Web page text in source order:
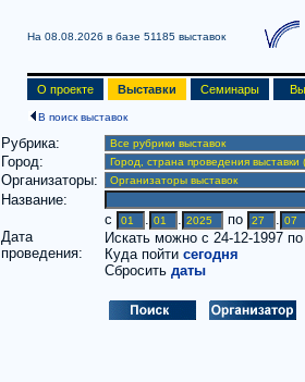
На 08.08.2026 в базе 51185 выставок
О проекте Выставки Семинары
В поиск выставок
Рубрика:
Город:
Организаторы:
Название:
Дата
проведения:
c . . по .
Искать можно с 24-12-1997
Куда пойти сегодня
Сбросить даты